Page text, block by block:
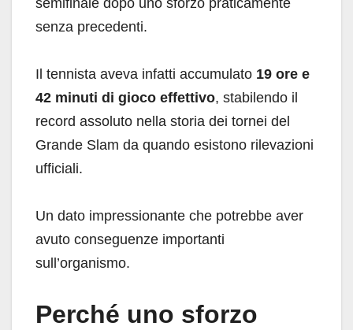
semifinale dopo uno sforzo praticamente
senza precedenti.
Il tennista aveva infatti accumulato 19 ore e
42 minuti di gioco effettivo, stabilendo il
record assoluto nella storia dei tornei del
Grande Slam da quando esistono rilevazioni
ufficiali.
Un dato impressionante che potrebbe aver
avuto conseguenze importanti
sull’organismo.
Perché uno sforzo